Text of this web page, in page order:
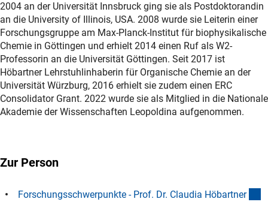
2004 an der Universität Innsbruck ging sie als Postdoktorandin
an die University of Illinois, USA. 2008 wurde sie Leiterin einer
Forschungsgruppe am Max-Planck-Institut für biophysikalische
Chemie in Göttingen und erhielt 2014 einen Ruf als W2-
Professorin an die Universität Göttingen. Seit 2017 ist
Höbartner Lehrstuhlinhaberin für Organische Chemie an der
Universität Würzburg, 2016 erhielt sie zudem einen ERC
Consolidator Grant. 2022 wurde sie als Mitglied in die Nationale
Akademie der Wissenschaften Leopoldina aufgenommen.
Zur Person
Forschungsschwerpunkte - Prof. Dr. Claudia Höbartner